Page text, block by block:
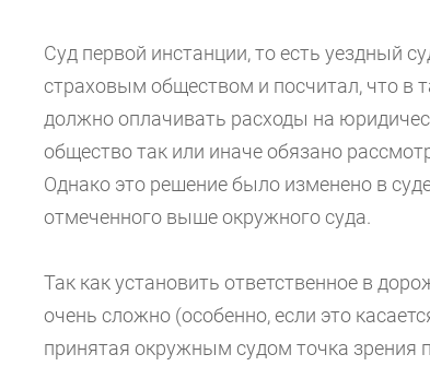
Суд первой инстанции, то есть уездный
страховым обществом и посчитал, что в
должно оплачивать расходы на
общество так или иначе обязано
Однако это решение было изменено в
отмеченного выше окружного суда.
Так как установить ответственное в
очень сложно (особенно, если это
принятая окружным судом точка зрения